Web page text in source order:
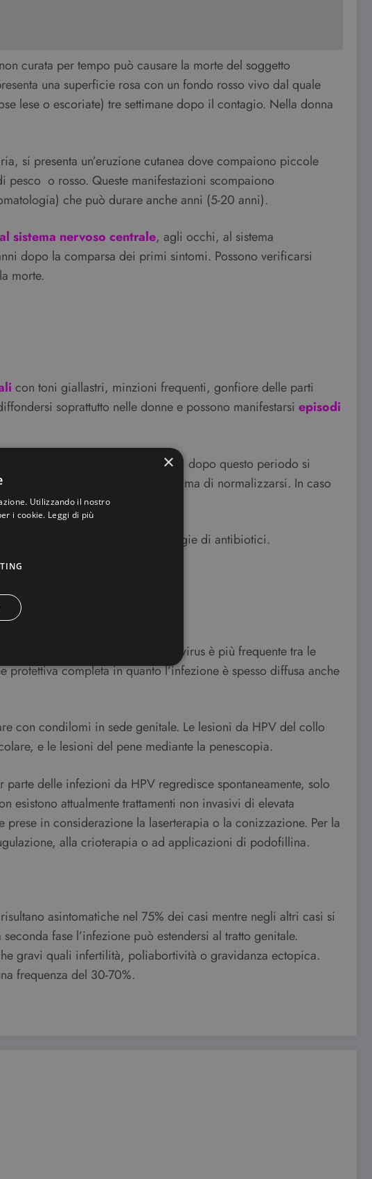
curata per tempo può causare la morte del soggetto
una superficie rosa con un fondo rosso vivo dal quale
lese o escoriate) tre settimane dopo il contagio. Nella donna
si presenta un’eruzione cutanea dove compaiono piccole
o rosso. Queste manifestazioni scompaiono
che può durare anche anni (5-20 anni).
sistema nervoso centrale, agli occhi, al sistema
dopo la comparsa dei primi sintomi. Possono verificarsi
morte.
con toni giallastri, minzioni frequenti, gonfiore delle parti
soprattutto nelle donne e possono manifestarsi episodi
di 2-7 giorni di incubazione, dopo questo periodo si
possono durare anche mesi prima di normalizzarsi. In caso
si possono usare diverse tipologie di antibiotici.
giovanile (20-35 anni). Il virus è più frequente tra le
protettiva completa in quanto l’infezione è spesso diffusa anche
con condilomi in sede genitale. Le lesioni da HPV del collo
e le lesioni del pene mediante la penescopia.
parte delle infezioni da HPV regredisce spontaneamente, solo
attualmente trattamenti non invasivi di elevata
in considerazione la laserterapia o la conizzazione. Per la
alla crioterapia o ad applicazioni di podofillina.
asintomatiche nel 75% dei casi mentre negli altri casi si
seconda fase l’infezione può estendersi al tratto genitale.
gravi quali infertilità, poliabortività o gravidanza ectopica.
frequenza del 30-70%.
×
Utilizzando il nostro
i cookie. Leggi di più
e la gestione dell'account. Il sito
sui cookie dei visitatori. È necessario
Script.com funzioni correttamente.
Wordpress. Verifica se il browser ha o
anche determinare se il visitatore del
versione dell'interfaccia di Youtube.
traccia delle visualizzazioni dei